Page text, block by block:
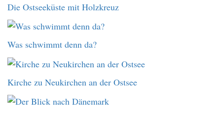
Die Ostseeküste mit Holzkreuz
Was schwimmt denn da?
Kirche zu Neukirchen an der Ostsee